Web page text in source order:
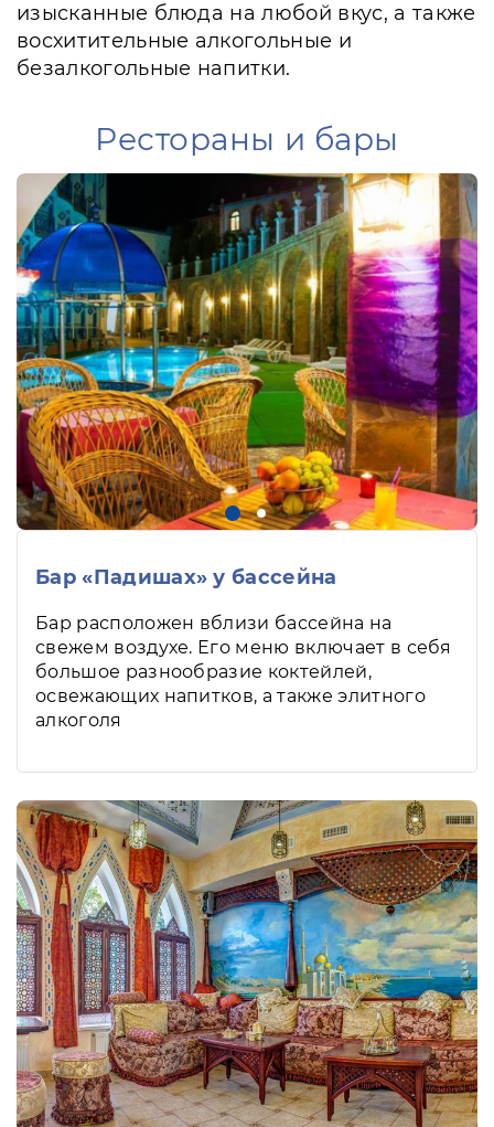
изысканные блюда на любой вкус, а также
восхитительные алкогольные и
безалкогольные напитки.
Рестораны и бары
Бар «Падишах» у бассейна
Бар расположен вблизи бассейна на
свежем воздухе. Его меню включает в себя
большое разнообразие коктейлей,
освежающих напитков, а также элитного
алкоголя